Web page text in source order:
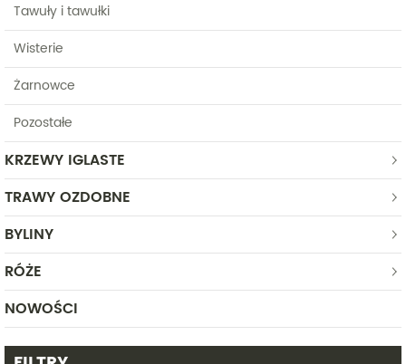
Tawuły i tawułki
Wisterie
Żarnowce
Pozostałe
KRZEWY IGLASTE
TRAWY OZDOBNE
BYLINY
RÓŻE
NOWOŚCI